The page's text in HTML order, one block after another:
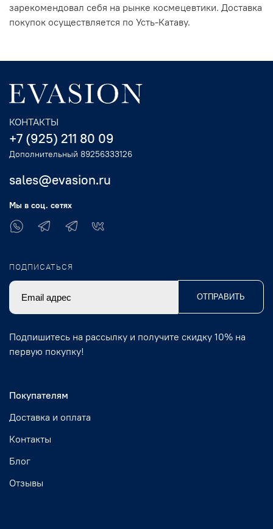
зарекомендовал себя на рынке космецевтики. Доставка
покупок осуществляется по Усть-Катаву.
Покупателям
Доставка и оплата
Контакты
Блог
Отзывы
КОНТАКТЫ
+7 (925) 211 80 09
Дополнительный 89256333126
sales@evasion.ru
Мы в соц. сетях
ПОДПИСАТЬСЯ
ОТПРАВИТЬ
Подпишитесь на рассылку и получите скидку 10% на
первую покупку!